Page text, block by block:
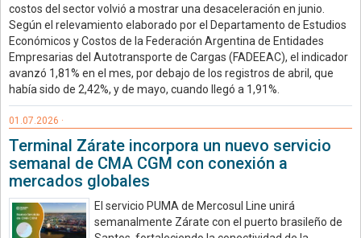
costos del sector volvió a mostrar una desaceleración en junio.
Según el relevamiento elaborado por el Departamento de Estudios
Económicos y Costos de la Federación Argentina de Entidades
Empresarias del Autotransporte de Cargas (FADEEAC), el indicador
avanzó 1,81% en el mes, por debajo de los registros de abril, que
había sido de 2,42%, y de mayo, cuando llegó a 1,91%.
01.07.2026 ·
Terminal Zárate incorpora un nuevo servicio
semanal de CMA CGM con conexión a
mercados globales
El servicio PUMA de Mercosul Line unirá
semanalmente Zárate con el puerto brasileño de